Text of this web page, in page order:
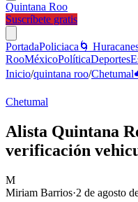
Quintana Roo
Suscríbete gratis
PortadaPoliciaca 🌀
RooMéxicoPolíticaDeportes
Inicio/quintana roo/Chetumal
Chetumal
Alista Quintana
verificación
M
Miriam Barrios·2 de agosto